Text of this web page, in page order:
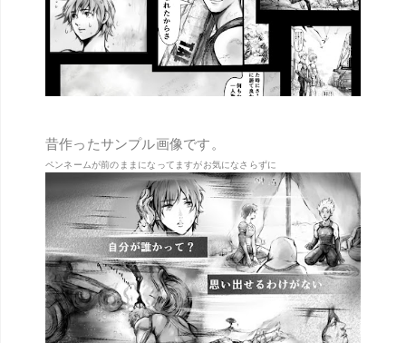
昔作ったサンプル画像です。
ペンネームが前のままになってますがお気になさらずに